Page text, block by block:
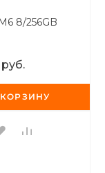
8/256GB